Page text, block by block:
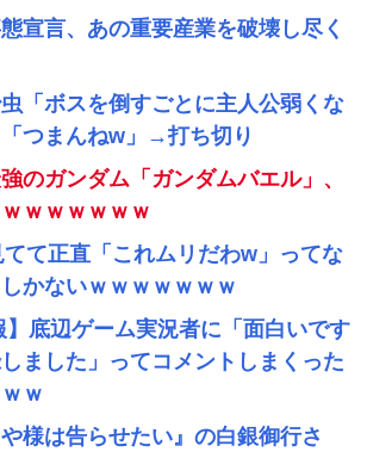
態宣言、あの重要産業を破壊し尽く
虫「ボスを倒すごとに主人公弱くな
つまんねw」→打ち切り
のガンダム「ガンダムバエル」、
ｗｗｗｗｗｗ
てて正直「これムリだわw」ってな
かないｗｗｗｗｗｗｗ
】底辺ゲーム実況者に「面白いです
ました」ってコメントしまくった
ｗ
や様は告らせたい』の白銀御行さ